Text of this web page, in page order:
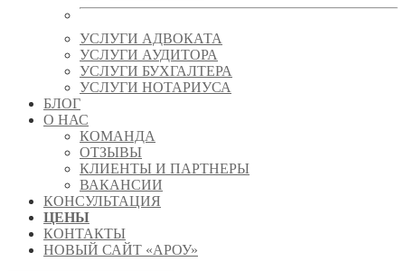
УСЛУГИ АДВОКАТА
УСЛУГИ АУДИТОРА
УСЛУГИ БУХГАЛТЕРА
УСЛУГИ НОТАРИУСА
БЛОГ
О НАС
КОМАНДА
ОТЗЫВЫ
КЛИЕНТЫ И ПАРТНЕРЫ
ВАКАНСИИ
КОНСУЛЬТАЦИЯ
ЦЕНЫ
КОНТАКТЫ
НОВЫЙ САЙТ «АРОУ»